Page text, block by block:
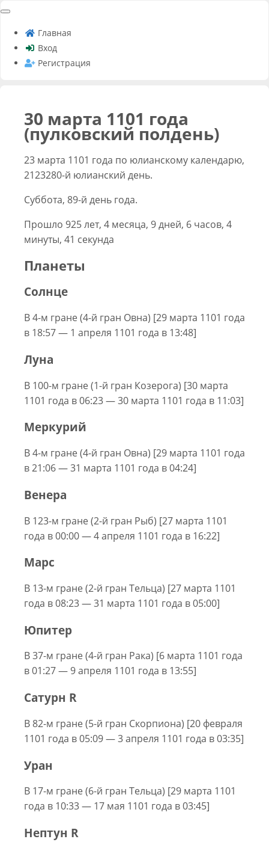
Главная
Вход
Регистрация
30 марта 1101 года
(пулковский полдень)
23 марта 1101 года по юлианскому календарю,
2123280-й юлианский день.
Суббота, 89-й день года.
Прошло 925 лет, 4 месяца, 9 дней, 6 часов, 4
минуты, 41 секунда
Планеты
Солнце
В 4-м гране (4-й гран Овна) [29 марта 1101 года
в 18:57 — 1 апреля 1101 года в 13:48]
Луна
В 100-м гране (1-й гран Козерога) [30 марта
1101 года в 06:23 — 30 марта 1101 года в 11:03]
Меркурий
В 4-м гране (4-й гран Овна) [29 марта 1101 года
в 21:06 — 31 марта 1101 года в 04:24]
Венера
В 123-м гране (2-й гран Рыб) [27 марта 1101
года в 00:00 — 4 апреля 1101 года в 16:22]
Марс
В 13-м гране (2-й гран Тельца) [27 марта 1101
года в 08:23 — 31 марта 1101 года в 05:00]
Юпитер
В 37-м гране (4-й гран Рака) [6 марта 1101 года
в 01:27 — 9 апреля 1101 года в 13:55]
Сатурн R
В 82-м гране (5-й гран Скорпиона) [20 февраля
1101 года в 05:09 — 3 апреля 1101 года в 03:35]
Уран
В 17-м гране (6-й гран Тельца) [29 марта 1101
года в 10:33 — 17 мая 1101 года в 03:45]
Нептун R